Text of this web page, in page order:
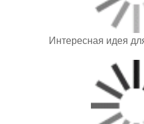
Интересная идея